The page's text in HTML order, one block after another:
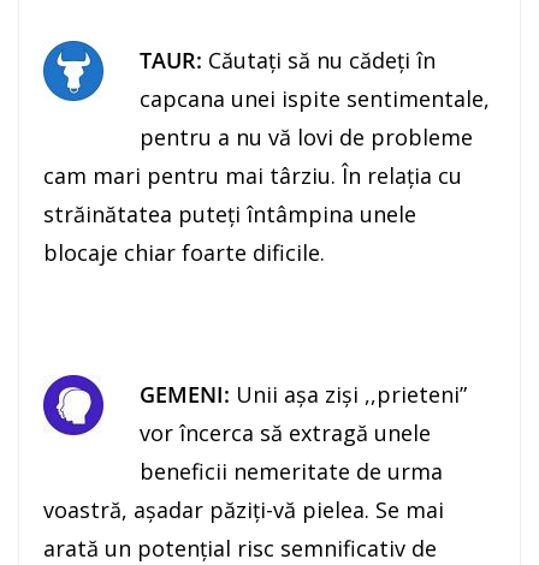
TAUR: Căutaţi să nu cădeţi în
capcana unei ispite sentimentale,
pentru a nu vă lovi de probleme
cam mari pentru mai târziu. În relaţia cu
străinătatea puteţi întâmpina unele
blocaje chiar foarte dificile.
GEMENI: Unii aşa zişi ,,prieteni”
vor încerca să extragă unele
beneficii nemeritate de urma
voastră, aşadar păziţi-vă pielea. Se mai
arată un potenţial risc semnificativ de